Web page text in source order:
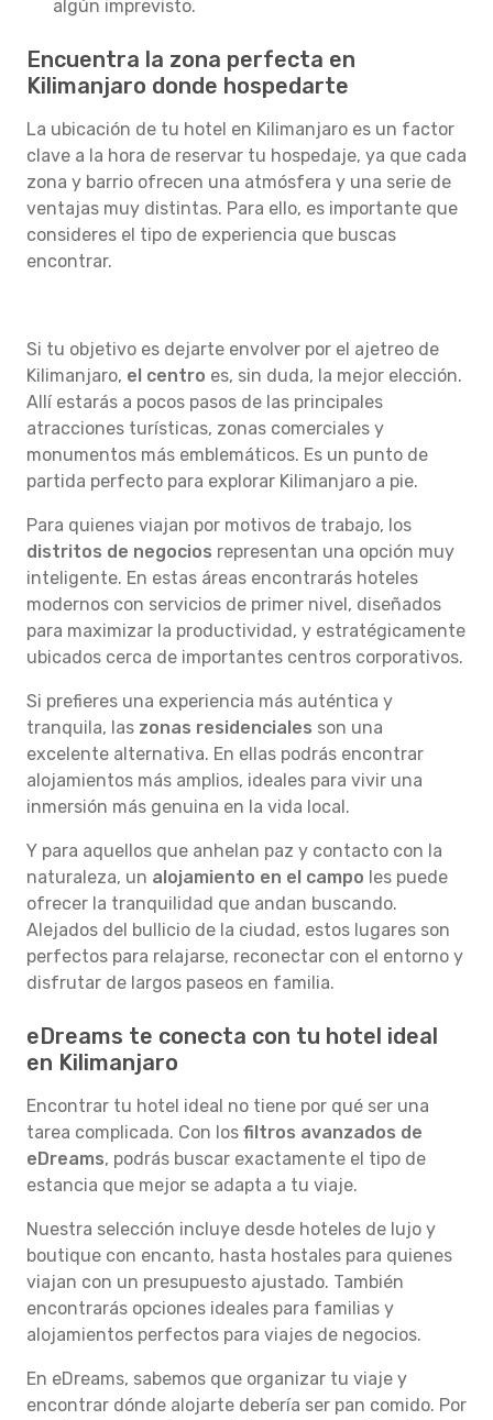
algún imprevisto.
Encuentra la zona perfecta en
Kilimanjaro donde hospedarte
La ubicación de tu hotel en Kilimanjaro es un factor
clave a la hora de reservar tu hospedaje, ya que cada
zona y barrio ofrecen una atmósfera y una serie de
ventajas muy distintas. Para ello, es importante que
consideres el tipo de experiencia que buscas
encontrar.
Si tu objetivo es dejarte envolver por el ajetreo de
Kilimanjaro, el centro es, sin duda, la mejor elección.
Allí estarás a pocos pasos de las principales
atracciones turísticas, zonas comerciales y
monumentos más emblemáticos. Es un punto de
partida perfecto para explorar Kilimanjaro a pie.
Para quienes viajan por motivos de trabajo, los
distritos de negocios representan una opción muy
inteligente. En estas áreas encontrarás hoteles
modernos con servicios de primer nivel, diseñados
para maximizar la productividad, y estratégicamente
ubicados cerca de importantes centros corporativos.
Si prefieres una experiencia más auténtica y
tranquila, las zonas residenciales son una
excelente alternativa. En ellas podrás encontrar
alojamientos más amplios, ideales para vivir una
inmersión más genuina en la vida local.
Y para aquellos que anhelan paz y contacto con la
naturaleza, un alojamiento en el campo les puede
ofrecer la tranquilidad que andan buscando.
Alejados del bullicio de la ciudad, estos lugares son
perfectos para relajarse, reconectar con el entorno y
disfrutar de largos paseos en familia.
eDreams te conecta con tu hotel ideal
en Kilimanjaro
Encontrar tu hotel ideal no tiene por qué ser una
tarea complicada. Con los filtros avanzados de
eDreams, podrás buscar exactamente el tipo de
estancia que mejor se adapta a tu viaje.
Nuestra selección incluye desde hoteles de lujo y
boutique con encanto, hasta hostales para quienes
viajan con un presupuesto ajustado. También
encontrarás opciones ideales para familias y
alojamientos perfectos para viajes de negocios.
En eDreams, sabemos que organizar tu viaje y
encontrar dónde alojarte debería ser pan comido. Por